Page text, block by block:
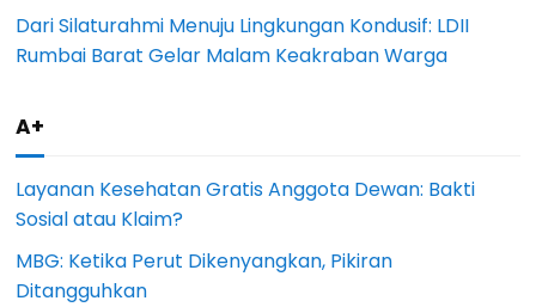
Dari Silaturahmi Menuju Lingkungan Kondusif: LDII
Rumbai Barat Gelar Malam Keakraban Warga
A+
Layanan Kesehatan Gratis Anggota Dewan: Bakti
Sosial atau Klaim?
MBG: Ketika Perut Dikenyangkan, Pikiran
Ditangguhkan